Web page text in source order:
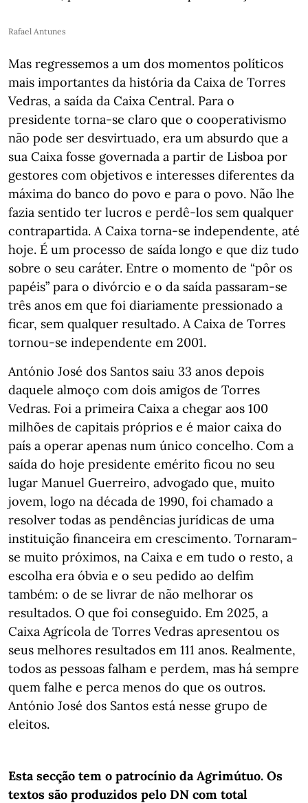
Rafael Antunes
Mas regressemos a um dos momentos políticos
mais importantes da história da Caixa de Torres
Vedras, a saída da Caixa Central. Para o
presidente torna-se claro que o cooperativismo
não pode ser desvirtuado, era um absurdo que a
sua Caixa fosse governada a partir de Lisboa por
gestores com objetivos e interesses diferentes da
máxima do banco do povo e para o povo. Não lhe
fazia sentido ter lucros e perdê-los sem qualquer
contrapartida. A Caixa torna-se independente, até
hoje. É um processo de saída longo e que diz tudo
sobre o seu caráter. Entre o momento de “pôr os
papéis” para o divórcio e o da saída passaram-se
três anos em que foi diariamente pressionado a
ficar, sem qualquer resultado. A Caixa de Torres
tornou-se independente em 2001.
António José dos Santos saiu 33 anos depois
daquele almoço com dois amigos de Torres
Vedras. Foi a primeira Caixa a chegar aos 100
milhões de capitais próprios e é maior caixa do
país a operar apenas num único concelho. Com a
saída do hoje presidente emérito ficou no seu
lugar Manuel Guerreiro, advogado que, muito
jovem, logo na década de 1990, foi chamado a
resolver todas as pendências jurídicas de uma
instituição financeira em crescimento. Tornaram-
se muito próximos, na Caixa e em tudo o resto, a
escolha era óbvia e o seu pedido ao delfim
também: o de se livrar de não melhorar os
resultados. O que foi conseguido. Em 2025, a
Caixa Agrícola de Torres Vedras apresentou os
seus melhores resultados em 111 anos. Realmente,
todos as pessoas falham e perdem, mas há sempre
quem falhe e perca menos do que os outros.
António José dos Santos está nesse grupo de
eleitos.
Esta secção tem o patrocínio da Agrimútuo. Os
textos são produzidos pelo DN com total